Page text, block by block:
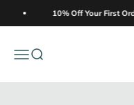
10% Off Your First
MenuSearch